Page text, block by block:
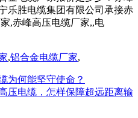
乐胜电缆集团有限公司承接赤
,赤峰高压电缆厂家,,电
,铝合金电缆厂家,
为何能坚守使命？
压电缆，怎样保障超远距离输